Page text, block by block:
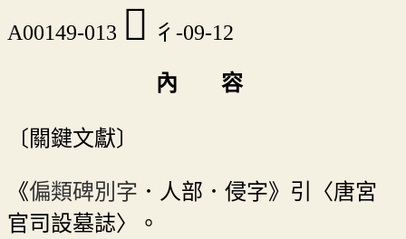
A00149-013 󰉍 彳-09-12
內 容
〔關鍵文獻〕
《偏類碑別字 ．人部．侵字》引〈唐宮
官司設墓誌〉。